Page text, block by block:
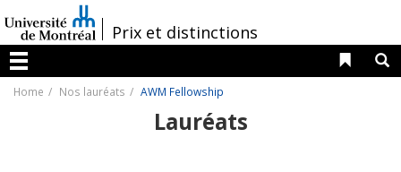
au
contenu
/Prix et distinctions
Menu
Liens
Home Nos lauréats AWM Fellowship
Lauréats